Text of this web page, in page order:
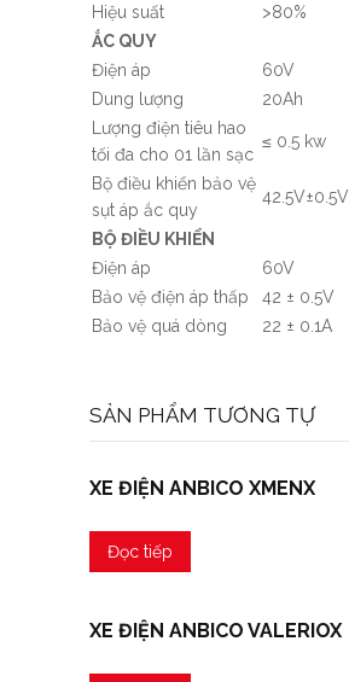
Hiệu suất
>80%
ẮC QUY
Điện áp
60V
Dung lượng
20Ah
Lượng điện tiêu hao
tối đa cho 01 lần sạc
≤ 0.5 kw
Bộ điều khiển bảo vệ
sụt áp ắc quy
42.5V±0.5V
BỘ ĐIỀU KHIỂN
Điện áp
60V
Bảo vệ điện áp thấp
42 ± 0.5V
Bảo vệ quá dòng
22 ± 0.1A
SẢN PHẨM TƯƠNG TỰ
XE ĐIỆN ANBICO XMENX
Đọc tiếp
XE ĐIỆN ANBICO VALERIOX